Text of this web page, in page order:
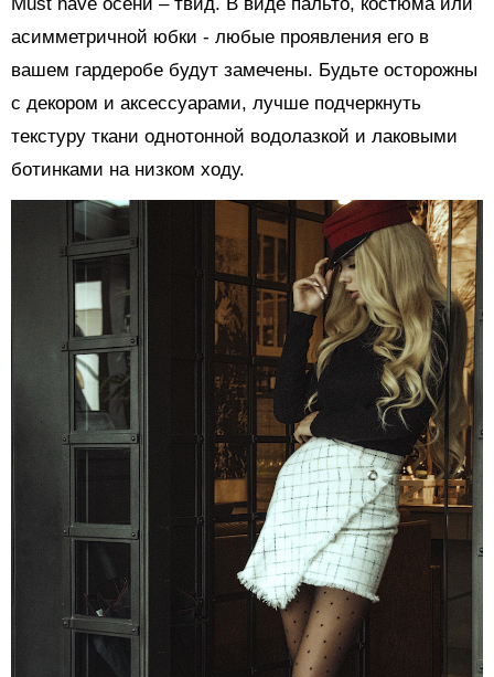
Must have осени – твид. В виде пальто, костюма или
асимметричной юбки - любые проявления его в
вашем гардеробе будут замечены. Будьте осторожны
с декором и аксессуарами, лучше подчеркнуть
текстуру ткани однотонной водолазкой и лаковыми
ботинками на низком ходу.